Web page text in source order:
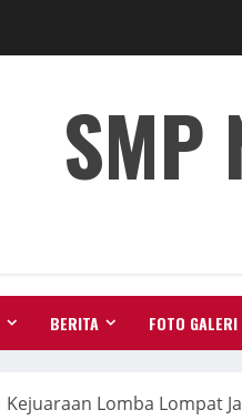
SMP
BERITA FOTO GALERI
Kejuaraan Lomba Lompat